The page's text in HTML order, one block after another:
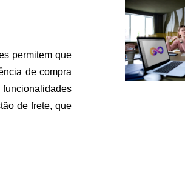
contato@eamidiadigital.com.br
permitem que
de compra
de frete, que